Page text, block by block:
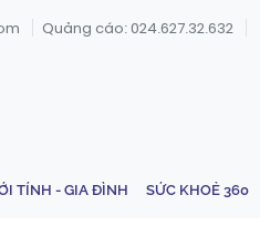
Quảng cáo: 024.627.32.632
TÍNH - GIA ĐÌNH SỨC KHOẺ 360